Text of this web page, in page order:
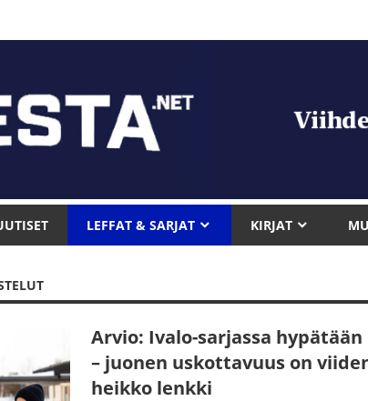
LEFFAT & SARJAT KIRJAT
Arvio: Ivalo-sarjassa
– juonen uskottavuus on
heikko lenkki